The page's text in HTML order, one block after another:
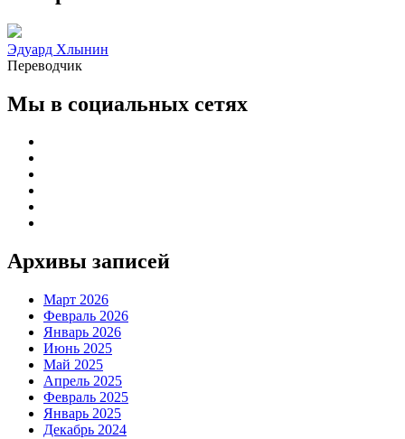
Эдуард Хлынин
Переводчик
Мы в социальных сетях
Архивы записей
Март 2026
Февраль 2026
Январь 2026
Июнь 2025
Май 2025
Апрель 2025
Февраль 2025
Январь 2025
Декабрь 2024